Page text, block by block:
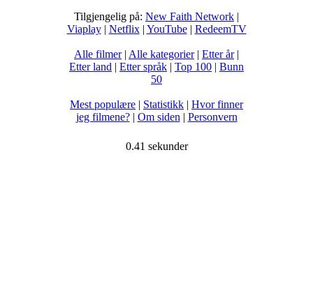
Tilgjengelig på: New Faith Network |
Viaplay| Netflix| YouTube| RedeemTV
Alle filmer| Alle kategorier| Etter år|
Etter land | Etter språk | Top 100 | Bunn
50
Mest populære | Statistikk | Hvor finner
jeg filmene?| Om siden| Personvern
0.41 sekunder